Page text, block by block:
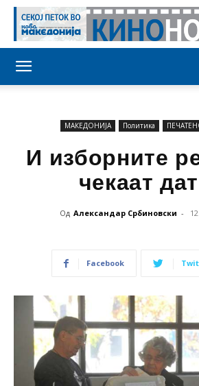
МАКЕДОНИЈА Политика
И изборните
чекаат
Од Александар Србиновски -
Facebook